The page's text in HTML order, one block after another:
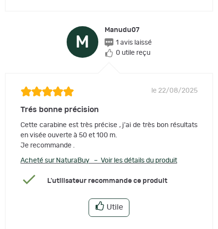
M
Manudu07
1 avis laissé
0 utile reçu
le 22/08/2025
Trés bonne précision
Cette carabine est très précise , j'ai de très bon résultats
en visée ouverte à 50 et 100 m.
Je recommande .
Acheté sur NaturaBuy – Voir les détails du produit
L'utilisateur recommande ce produit
Utile